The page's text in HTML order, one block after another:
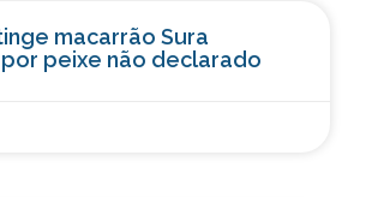
macarrão Sura
por peixe não declarado